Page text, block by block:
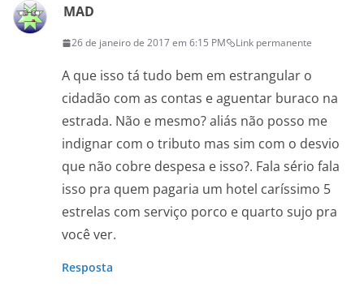
MAD
26 de janeiro de 2017 em 6:15 PM Link permanente
A que isso tá tudo bem em estrangular o
cidadão com as contas e aguentar buraco na
estrada. Não e mesmo? aliás não posso me
indignar com o tributo mas sim com o desvio
que não cobre despesa e isso?. Fala sério fala
isso pra quem pagaria um hotel caríssimo 5
estrelas com serviço porco e quarto sujo pra
você ver.
Resposta